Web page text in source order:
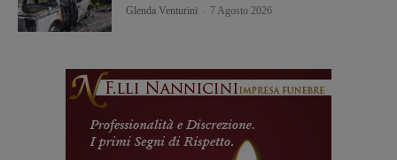
Glenda Venturini 7 Agosto 2026